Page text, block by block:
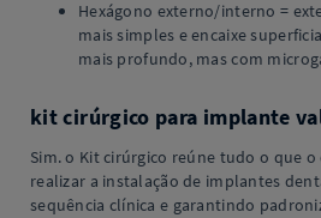
Hexágono externo/interno =
mais simples e encaixe
mais profundo, mas com
kit cirúrgico para implante
Sim. o Kit cirúrgico reúne tudo o que o
realizar a instalação de implantes
sequência clínica e garantindo